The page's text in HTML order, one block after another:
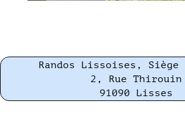
Randos Lissoises,
2, Rue Thirouin
91090 Lisses